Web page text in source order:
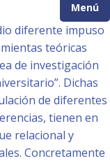
Menú
diferente impuso
teóricas
de investigación
Dichas
de diferentes
tienen en
relacional y
Concretamente